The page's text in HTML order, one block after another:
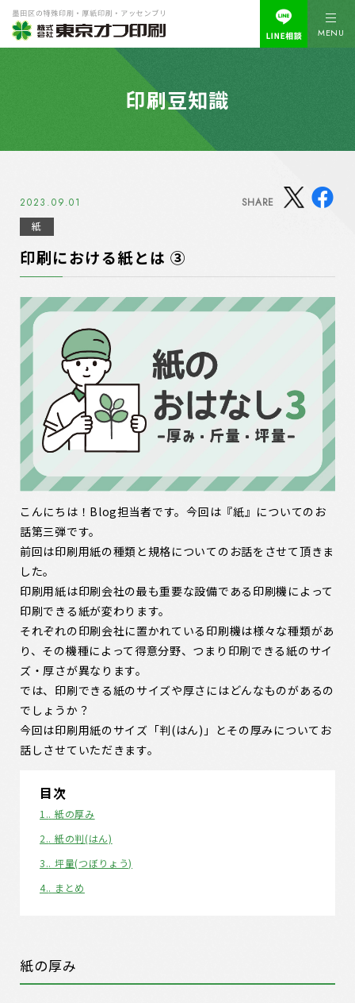
MENU
印刷豆知識
2023.09.01 SHARE
紙
印刷における紙とは ③
こんにちは！Blog担当者です。今回は『紙』についてのお
話第三弾です。
前回は印刷用紙の種類と規格についてのお話をさせて頂きま
した。
印刷用紙は印刷会社の最も重要な設備である印刷機によって
印刷できる紙が変わります。
それぞれの印刷会社に置かれている印刷機は様々な種類があ
り、その機種によって得意分野、つまり印刷できる紙のサイ
ズ・厚さが異なります。
では、印刷できる紙のサイズや厚さにはどんなものがあるの
でしょうか？
今回は印刷用紙のサイズ「判(はん)」とその厚みについてお
話しさせていただきます。
目次
1. 紙の厚み
2. 紙の判(はん)
3. 坪量(つぼりょう)
4.
まとめ
紙の厚み